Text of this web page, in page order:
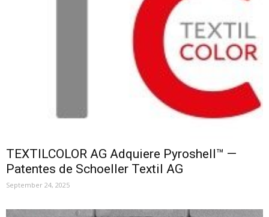
TEXTILCOLOR AG Adquiere Pyroshell™ —
Patentes de Schoeller Textil AG
September 24, 2025